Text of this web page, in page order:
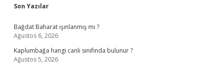
Sidebar
Son Yazılar
Bağdat Baharat ışınlanmış mı ?
Ağustos 6, 2026
Kaplumbağa hangi canlı sınıfında bulunur ?
Ağustos 5, 2026